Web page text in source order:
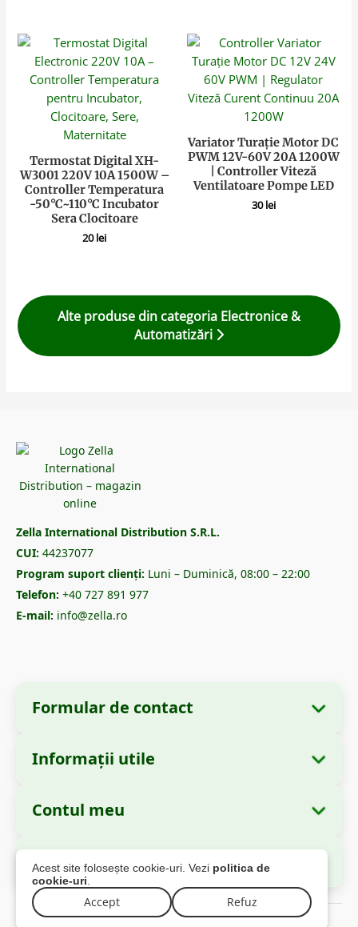
Acest site folosește cookie-uri. Vezi politica de
cookie-uri
Accept Refuz
Termostat Digital XH-
W3001 220V 10A 1500W –
Controller Temperatura
-50°C~110°C Incubator
Sera Clocitoare
20lei
Variator Turație Motor DC
PWM 12V-60V 20A 1200W
| Controller Viteză
Ventilatoare Pompe LED
30lei
Alte produse din categoria Electronice &
Automatizări
Zella International Distribution S.R.L.
CUI: 44237077
Program suport clienți: Luni – Duminică, 08:00 – 22:00
Telefon: +40 727 891 977
E-mail: info@zella.ro
Formular de contact
Informații despre companie
Denumire:
S.R.L.
Sediu Social:Strada Cuza Vodă nr. 97, Sector
4, București, 040283, România
44237077 (neplătitor de TVA)
Informații utile
Metode de plată
Informații livrare
Politica de returnare
Contul meu
Comenzile mele
Informațiile mele personale
Adresele mele
Autorități și Reglementări
© 2026 Zella.ro – Toate drepturile rezervate